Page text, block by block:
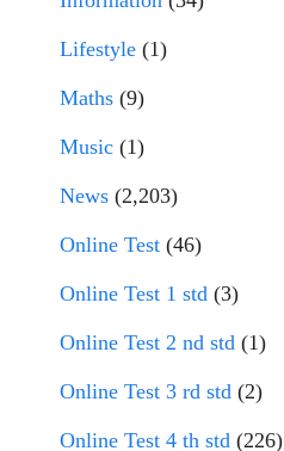
Lifestyle (1)
Maths (9)
Music (1)
News (2,203)
Online Test (46)
Online Test 1 std (3)
Online Test 2 nd std (1)
Online Test 3 rd std (2)
Online Test 4 th std (226)